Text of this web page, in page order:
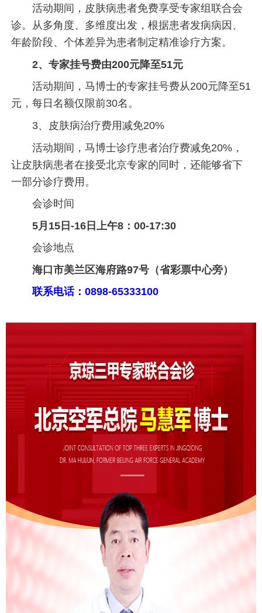
活动期间，皮肤病患者免费享受专家组联合会
诊。从多角度、多维度出发，根据患者发病病因、
年龄阶段、个体差异为患者制定精准诊疗方案。
2、专家挂号费由200元降至51元
活动期间，马博士的专家挂号费从200元降至51
元，每日名额仅限前30名。
3、皮肤病治疗费用减免20%
活动期间，马博士诊疗患者治疗费减免20%，
让皮肤病患者在接受北京专家的同时，还能够省下
一部分诊疗费用。
会诊时间
5月15日-16日上午8：00-17:30
会诊地点
海口市美兰区海府路97号（省彩票中心旁）
联系电话：0898-65333100